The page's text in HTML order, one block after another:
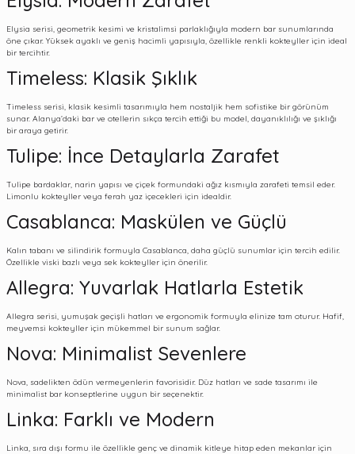
Elysia serisi, geometrik kesimi ve kristalimsi parlaklığıyla modern bar sunumlarında
öne çıkar. Yüksek ayaklı ve geniş hacimli yapısıyla, özellikle renkli kokteyller için ideal
bir tercihtir.
Timeless: Klasik Şıklık
Timeless serisi, klasik kesimli tasarımıyla hem nostaljik hem sofistike bir görünüm
sunar. Alanya’daki bar ve otellerin sıkça tercih ettiği bu model, dayanıklılığı ve şıklığı
bir araya getirir.
Tulipe: İnce Detaylarla Zarafet
Tulipe bardaklar, narin yapısı ve çiçek formundaki ağız kısmıyla zarafeti temsil eder.
Limonlu kokteyller veya ferah yaz içecekleri için idealdir.
Casablanca: Maskülen ve Güçlü
Kalın tabanı ve silindirik formuyla Casablanca, daha güçlü sunumlar için tercih edilir.
Özellikle viski bazlı veya sek kokteyller için önerilir.
Allegra: Yuvarlak Hatlarla Estetik
Allegra serisi, yumuşak geçişli hatları ve ergonomik formuyla elinize tam oturur. Hafif,
meyvemsi kokteyller için mükemmel bir sunum sağlar.
Nova: Minimalist Sevenlere
Nova, sadelikten ödün vermeyenlerin favorisidir. Düz hatları ve sade tasarımı ile
minimalist bar konseptlerine uygun bir seçenektir.
Linka: Farklı ve Modern
Linka, sıra dışı formu ile özellikle genç ve dinamik kitleye hitap eden mekanlar için